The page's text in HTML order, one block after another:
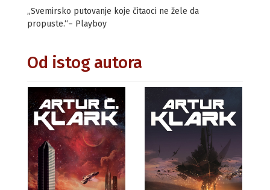
„Svemirsko putovanje koje čitaoci ne žele da
propuste.“– Playboy
Od istog autora